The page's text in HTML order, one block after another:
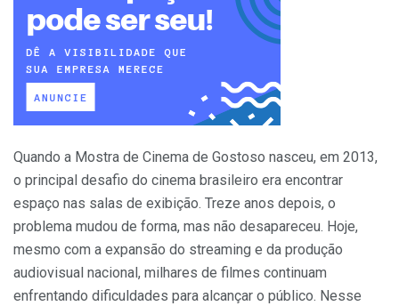
Quando a Mostra de Cinema de Gostoso nasceu, em 2013,
o principal desafio do cinema brasileiro era encontrar
espaço nas salas de exibição. Treze anos depois, o
problema mudou de forma, mas não desapareceu. Hoje,
mesmo com a expansão do streaming e da produção
audiovisual nacional, milhares de filmes continuam
enfrentando dificuldades para alcançar o público. Nesse